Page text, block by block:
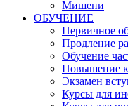
Мишени
ОБУЧЕНИЕ
Первичное
Продление
Обучение
Повышение
Экзамен
Курсы для